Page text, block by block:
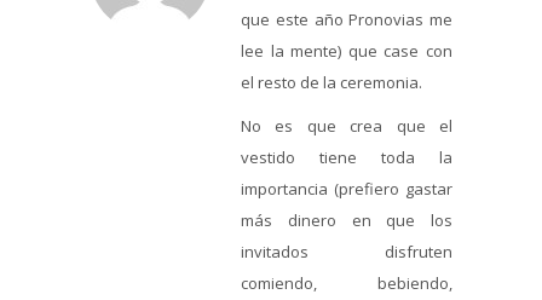
que este año Pronovias me
lee la mente) que case con
el resto de la ceremonia.
No es que crea que el
vestido tiene toda la
importancia (prefiero gastar
más dinero en que los
invitados disfruten
comiendo, bebiendo,